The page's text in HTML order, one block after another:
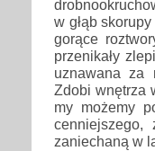
w głąb
gorące
przenikały
uznawana za
Zdobi wnętrza
my możemy
zaniechaną w